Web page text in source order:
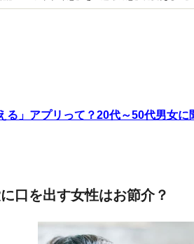
等メディアを問わず活動中。
る」アプリって？20代～50代男女
口を出す女性はお節介？